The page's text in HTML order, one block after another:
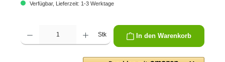
Verfügbar, Lieferzeit: 1-3 Werktage
Produkt Anzahl: Gib den gewünschten Wert ein oder benutze die Schaltflächen um
Stk In den Warenkorb